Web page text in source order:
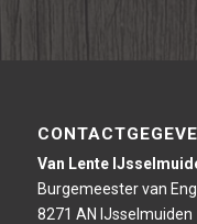
Van Lente
Burgemeester van
8271 AN IJsselmuiden